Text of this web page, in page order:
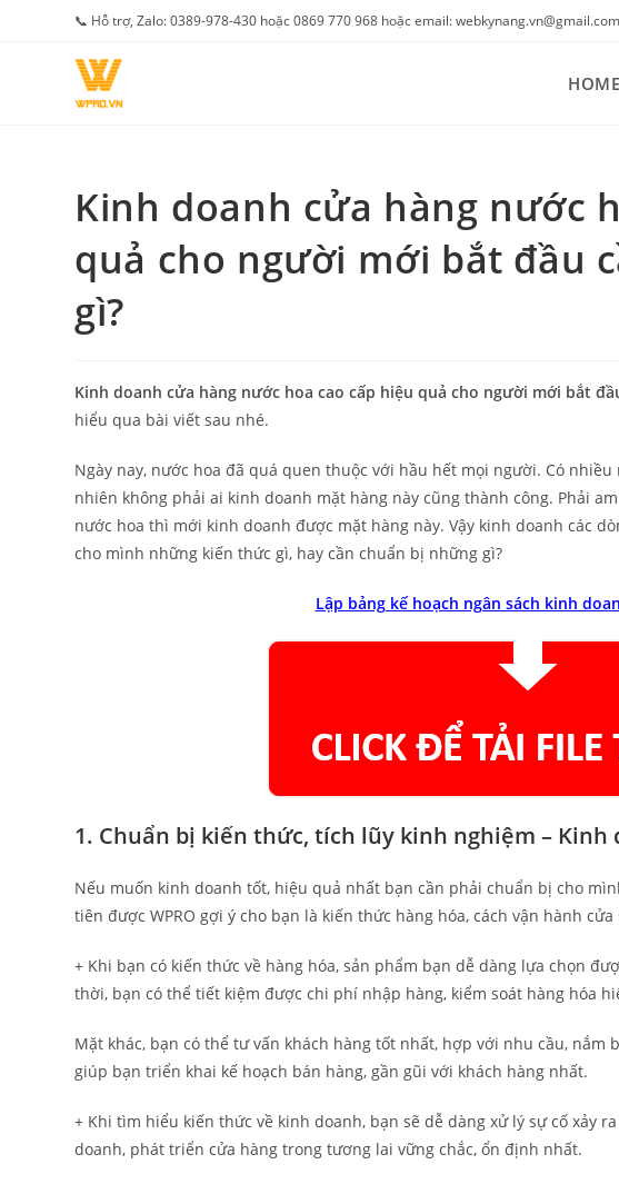
📞 Hỗ trợ, Zalo: 0389-978-430 hoặc 0869 770 968 hoặc email: webkynang.vn@gmail.com
HOME
Kinh doanh cửa hàng nước
quả cho người mới bắt đầu
gì?
Kinh doanh cửa hàng nước hoa cao cấp hiệu quả cho người mới bắt
hiểu qua bài viết sau nhé.
Ngày nay, nước hoa đã quá quen thuộc với hầu hết mọi người. Có
nhiên không phải ai kinh doanh mặt hàng này cũng thành công. Phải
nước hoa thì mới kinh doanh được mặt hàng này. Vậy kinh doanh các
cho mình những kiến thức gì, hay cần chuẩn bị những gì?
Lập bảng kế hoạch ngân sách kinh
1. Chuẩn bị kiến thức, tích lũy kinh nghiệm – Kinh
Nếu muốn kinh doanh tốt, hiệu quả nhất bạn cần phải chuẩn bị cho
tiên được WPRO gợi ý cho bạn là kiến thức hàng hóa, cách vận hành cửa
+ Khi bạn có kiến thức về hàng hóa, sản phẩm bạn dễ dàng lựa chọn
thời, bạn có thể tiết kiệm được chi phí nhập hàng, kiểm soát hàng hóa
Mặt khác, bạn có thể tư vấn khách hàng tốt nhất, hợp với nhu cầu,
giúp bạn triển khai kế hoạch bán hàng, gần gũi với khách hàng nhất.
+ Khi tìm hiểu kiến thức về kinh doanh, bạn sẽ dễ dàng xử lý sự cố xảy
doanh, phát triển cửa hàng trong tương lai vững chắc, ổn định nhất.